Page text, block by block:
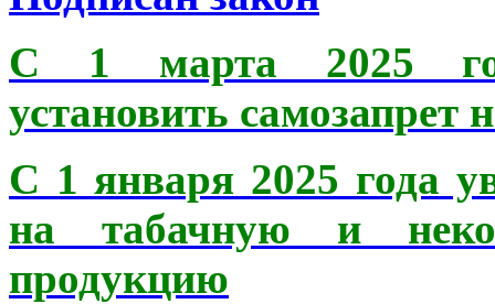
С 1 марта 2025
установить самозапрет
С 1 января 2025 года
на табачную и
продукцию